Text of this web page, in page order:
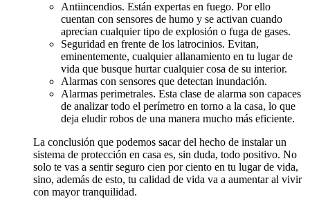
Antiincendios. Están expertas en fuego. Por ello
cuentan con sensores de humo y se activan cuando
aprecian cualquier tipo de explosión o fuga de gases.
Seguridad en frente de los latrocinios. Evitan,
eminentemente, cualquier allanamiento en tu lugar de
vida que busque hurtar cualquier cosa de su interior.
Alarmas con sensores que detectan inundación.
Alarmas perimetrales. Esta clase de alarma son capaces
de analizar todo el perímetro en torno a la casa, lo que
deja eludir robos de una manera mucho más eficiente.
La conclusión que podemos sacar del hecho de instalar un
sistema de protección en casa es, sin duda, todo positivo. No
solo te vas a sentir seguro cien por ciento en tu lugar de vida,
sino, además de esto, tu calidad de vida va a aumentar al vivir
con mayor tranquilidad.